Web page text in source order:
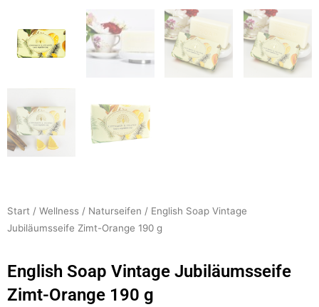
Start / Wellness / Naturseifen / English Soap Vintage
Jubiläumsseife Zimt-Orange 190 g
English Soap Vintage Jubiläumsseife
Zimt-Orange 190 g